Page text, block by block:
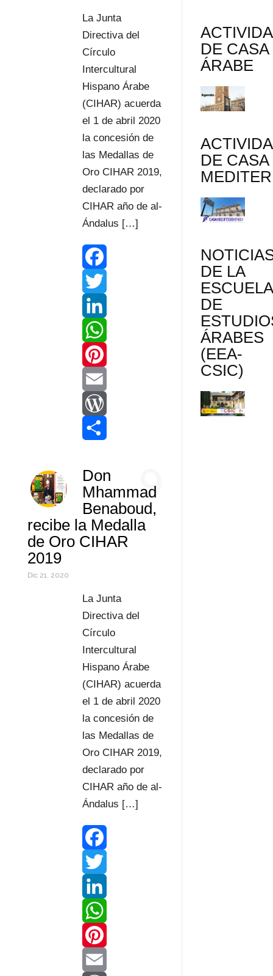
s
s
t
r
La Junta
Directiva del
Círculo
Intercultural
Hispano Árabe
(CIHAR) acuerda
el 1 de abril 2020
la concesión de
las Medallas de
Oro CIHAR 2019,
declarado por
CIHAR año de al-
Ándalus […]
F
a
c
e
b
o
o
T
w
t
e
L
n
k
e
I
n
W
h
a
A
p
p
P
n
e
r
e
s
E
m
l
W
r
d
P
r
s
o
m
p
a
t
r
9
Don
Mhammad
Benaboud,
recibe la Medalla
de Oro CIHAR
2019
Dic 21, 2020
La Junta
Directiva del
Círculo
Intercultural
Hispano Árabe
(CIHAR) acuerda
el 1 de abril 2020
la concesión de
las Medallas de
Oro CIHAR 2019,
declarado por
CIHAR año de al-
Ándalus […]
F
a
c
e
b
T
w
L
n
W
hP
DE CASA
ÁRABE
DE CASA
DE LA
ESCUELA
DE
ÁRABES
(EEA-
CSIC)